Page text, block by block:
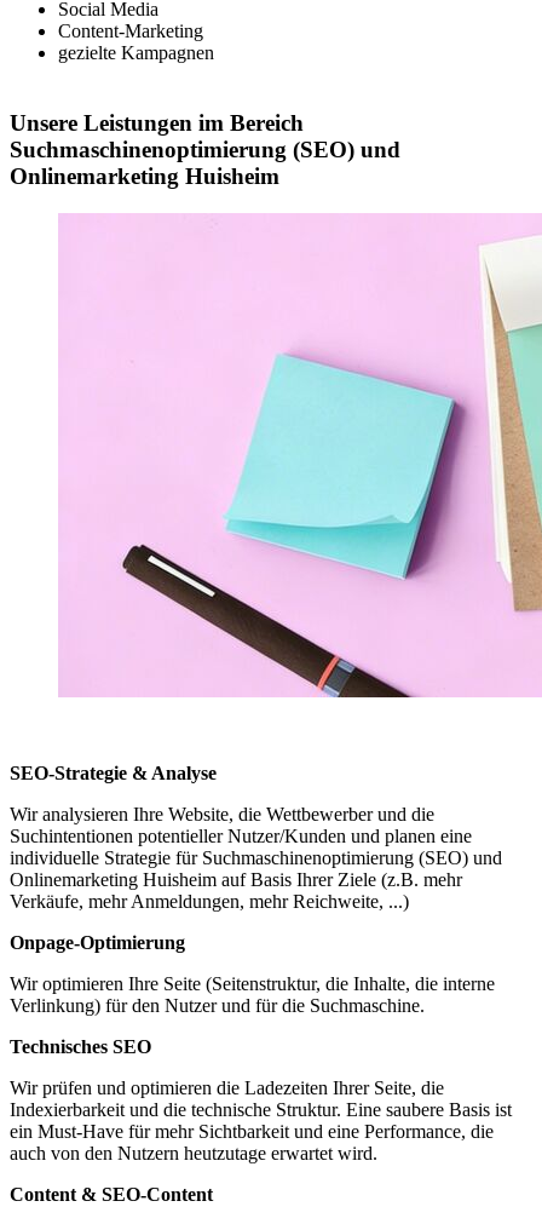
Social Media
Content-Marketing
gezielte Kampagnen
Unsere Leistungen im Bereich
Suchmaschinenoptimierung (SEO) und
Onlinemarketing Huisheim
SEO-Strategie & Analyse
Wir analysieren Ihre Website, die Wettbewerber und die
Suchintentionen potentieller Nutzer/Kunden und planen eine
individuelle Strategie für Suchmaschinenoptimierung (SEO) und
Onlinemarketing Huisheim auf Basis Ihrer Ziele (z.B. mehr
Verkäufe, mehr Anmeldungen, mehr Reichweite, ...)
Onpage-Optimierung
Wir optimieren Ihre Seite (Seitenstruktur, die Inhalte, die interne
Verlinkung) für den Nutzer und für die Suchmaschine.
Technisches SEO
Wir prüfen und optimieren die Ladezeiten Ihrer Seite, die
Indexierbarkeit und die technische Struktur. Eine saubere Basis ist
ein Must-Have für mehr Sichtbarkeit und eine Performance, die
auch von den Nutzern heutzutage erwartet wird.
Content & SEO-Content